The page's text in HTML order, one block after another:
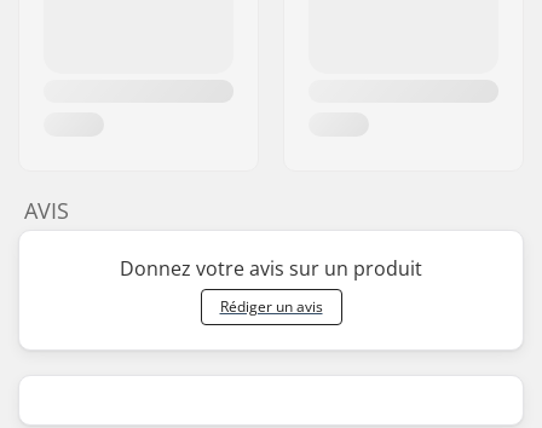
AVIS
Donnez votre avis sur un produit
Rédiger un avis